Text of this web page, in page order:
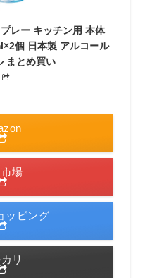
レー キッチン用 本体
個 日本製 アルコール
まとめ買い
場
ッピング
リ